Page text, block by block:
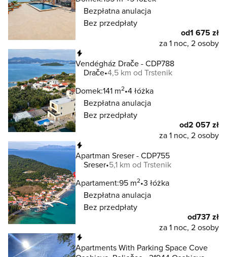
Bezpłatna anulacja
Bez przedpłaty
od1 675 zł
za 1 noc, 2 osoby
Vendégház Drače - CDP788
Drače 4,5 km od Trstenik
Domek:141 m2 4 łóżka
Bezpłatna anulacja
Bez przedpłaty
od2 057 zł
za 1 noc, 2 osoby
Apartman Sreser - CDP755
Sreser 5,1 km od Trstenik
Apartament:95 m2 3 łóżka
Bezpłatna anulacja
Bez przedpłaty
od737 zł
za 1 noc, 2 osoby
Apartments With Parking Space Cove